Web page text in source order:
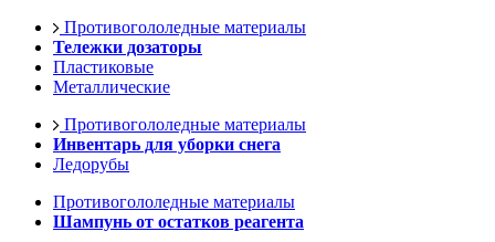
Противогололедные материалы
Тележки дозаторы
Пластиковые
Металлические
Противогололедные материалы
Инвентарь для уборки снега
Ледорубы
Противогололедные материалы
Шампунь от остатков реагента